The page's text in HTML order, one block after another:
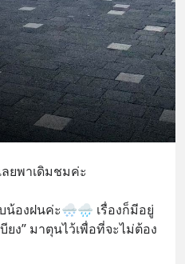
ยพาเดิมชมค่ะ
น้องฝนค่ะ🌨🌧 เรื่องก็มีอยู่
ยง” มาตุนไว้เพื่อที่จะไม่ต้อง